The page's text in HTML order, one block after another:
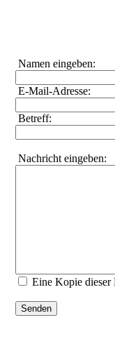
Namen eingeben:
E-Mail-Adresse:
Betreff:
Nachricht eingeben:
Eine Kopie dieser
Senden